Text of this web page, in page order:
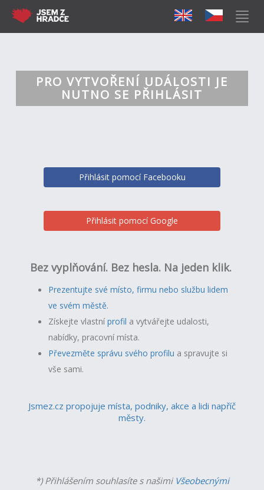
PRO VYTVOŘENÍ UDÁLOSTI JE
NUTNO SE PŘIHLÁSIT
Přihlásit pomocí Facebooku
Přihlásit pomocí Google
Bez vyplňování. Bez hesla. Na jeden klik.
Prezentujte své místo, firmu nebo službu lidem
ve svém městě.
Získejte vlastníprofil a vytvářejte udalosti,
nabídky, pracovní místa.
Převezměte správu svého profilu a spravujte si
vše sami.
Jsmez.cz propojuje místa, podniky, akce a lidi napříč
městy.
*) Přihlášením souhlasíte s našimi Všeobecnými